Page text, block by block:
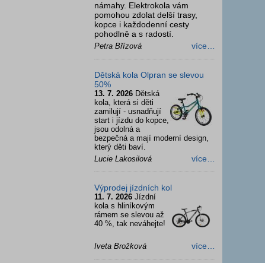
námahy. Elektrokola vám
pomohou zdolat delší trasy,
kopce i každodenní cesty
pohodlně a s radostí.
Petra Břízová více…
Dětská kola Olpran se slevou
50%
13. 7. 2026 Dětská
kola, která si děti
zamilují - usnadňují
start i jízdu do kopce,
jsou odolná a
bezpečná a mají moderní design,
který děti baví.
Lucie Lakosilová
více…
Výprodej jízdních kol
11. 7. 2026 Jízdní
kola s hliníkovým
rámem se slevou až
40 %, tak neváhejte!
Iveta Brožková více…